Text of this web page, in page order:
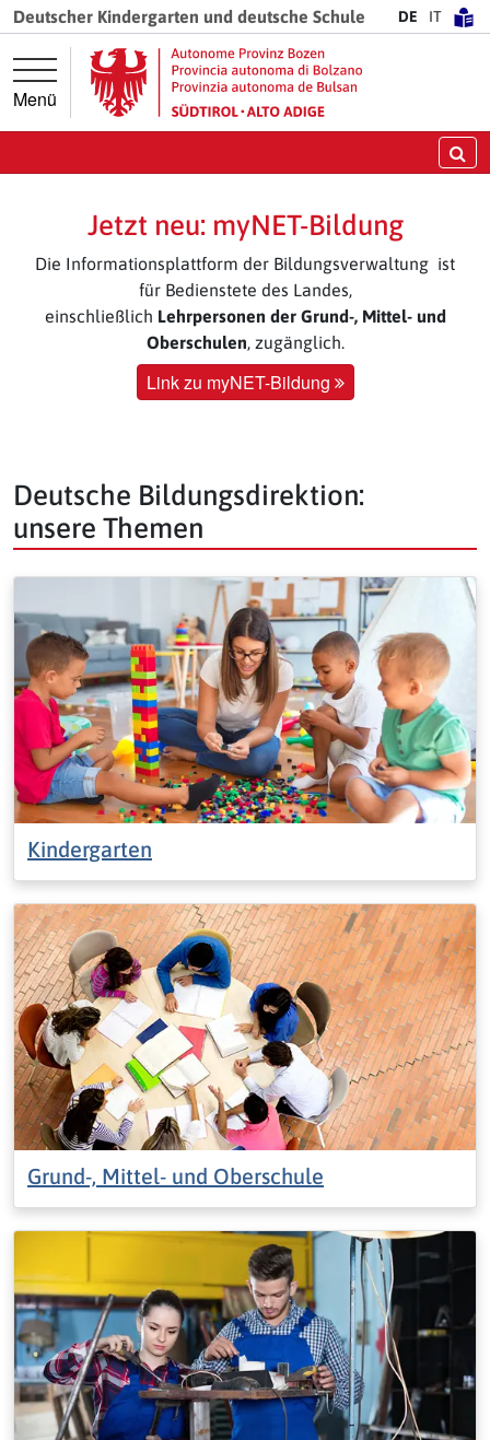
Springe direkt zur Hauptnavigation
Springe direkt zum Inhalt
Deutscher Kindergarten und deutsche Schule DE IT
Menü
Jetzt neu: myNET-Bildung
Die Informationsplattform der Bildungsverwaltung ist
für Bedienstete des Landes,
einschließlich Lehrpersonen der Grund-, Mittel- und
Oberschulen, zugänglich.
Link zu myNET-Bildung
Deutsche Bildungsdirektion:
unsere Themen
Kindergarten
Grund-, Mittel- und Oberschule